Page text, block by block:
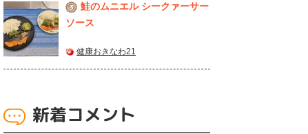
3
鮭のムニエル シークァーサー
ソース
健康おきなわ21
新着コメント